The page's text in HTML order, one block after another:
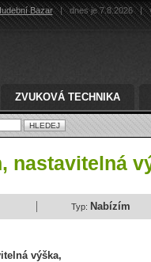
Bazar | dnes je 7.8.2026 |
ZVUKOVÁ TECHNIKA
nastavitelná
Typ: Nabízím
výška,